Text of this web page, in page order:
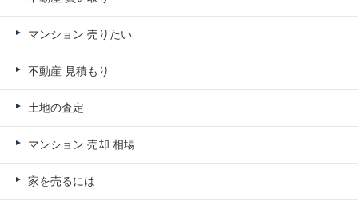
マンション 売りたい
不動産 見積もり
土地の査定
マンション 売却 相場
家を売るには